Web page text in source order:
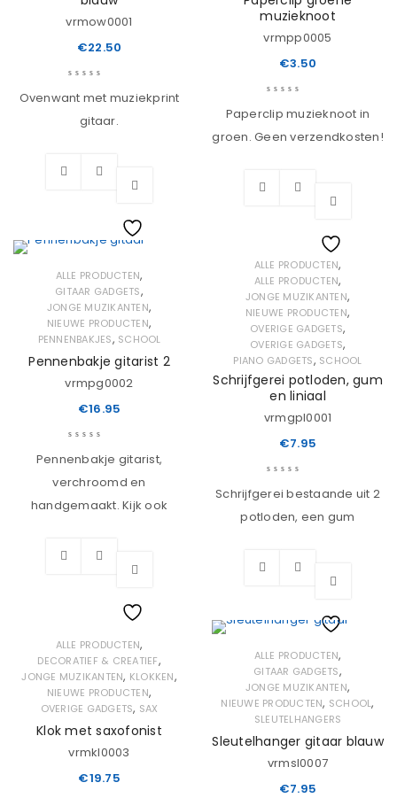
vrmow0001
€22.50
Ovenwant met muziekprint
gitaar.
muzieknoot
vrmpp0005
€3.50
Paperclip muzieknoot in
groen. Geen verzendkosten!
Wishlist
ALLE PRODUCTEN,
GITAAR GADGETS,
JONGE MUZIKANTEN,
NIEUWE PRODUCTEN,
PENNENBAKJES, SCHOOL
Pennenbakje gitarist 2
vrmpg0002
€16.95
Pennenbakje gitarist,
verchroomd en
handgemaakt. Kijk ook
Wishlist
ALLE PRODUCTEN,
ALLE PRODUCTEN,
JONGE MUZIKANTEN,
NIEUWE PRODUCTEN,
OVERIGE GADGETS,
OVERIGE GADGETS,
PIANO GADGETS, SCHOOL
Schrijfgerei potloden, gum
en liniaal
vrmgpl0001
€7.95
Schrijfgerei bestaande uit 2
potloden, een gum
Wishlist
ALLE PRODUCTEN,
DECORATIEF & CREATIEF,
JONGE MUZIKANTEN, KLOKKEN,
NIEUWE PRODUCTEN,
OVERIGE GADGETS, SAX
Klok met saxofonist
vrmkl0003
€19.75
ALLE PRODUCTEN,
GITAAR GADGETS,
JONGE MUZIKANTEN,
NIEUWE PRODUCTEN, SCHOOL,
SLEUTELHANGERS
Sleutelhanger gitaar blauw
vrmsl0007
€7.95